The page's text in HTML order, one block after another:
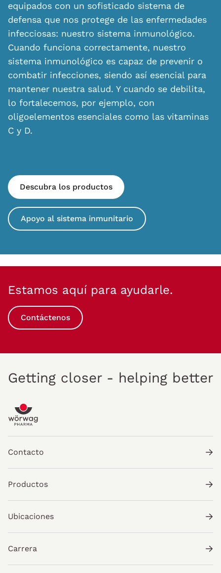
equipados con un sofisticado sistema de
defensa que nos protege de las enfermedades
infecciosas: nuestro sistema inmunológico.
Cuando funciona correctamente, nuestro
sistema inmunológico es capaz de prevenir o
combatir infecciones, siendo así esencial para
mantener nuestra salud. Y cuando se debilita,
lo fortalecemos, por ejemplo, con
oligoelementos esenciales como las vitaminas
C y D.
Descubra los productos
Apoyo al sistema inmunitario
Estamos aquí para ayudarle.
Contáctenos
Getting closer - helping better
Contacto
Productos
Ubicaciones
Carrera